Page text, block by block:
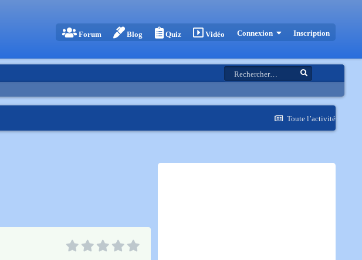
Forum Blog Quiz Vidéo Connexion Inscription
Toute l’activité